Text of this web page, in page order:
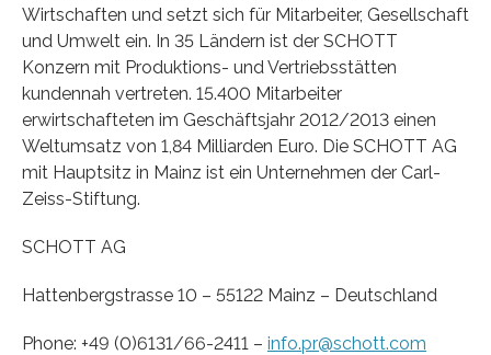
Wirtschaften und setzt sich für Mitarbeiter, Gesellschaft
und Umwelt ein. In 35 Ländern ist der SCHOTT
Konzern mit Produktions- und Vertriebsstätten
kundennah vertreten. 15.400 Mitarbeiter
erwirtschafteten im Geschäftsjahr 2012/2013 einen
Weltumsatz von 1,84 Milliarden Euro. Die SCHOTT AG
mit Hauptsitz in Mainz ist ein Unternehmen der Carl-
Zeiss-Stiftung.
SCHOTT AG
Hattenbergstrasse 10 – 55122 Mainz – Deutschland
Phone: +49 (0)6131/66-2411 – info.pr@schott.com